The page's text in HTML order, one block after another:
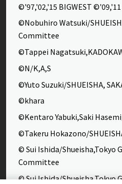
©'97,'02,'15 BIGWEST
©Nobuhiro Watsuki/
Committee
©Tappei
©N/K,A,S
©Yuto Suzuki/SHUEISHA,
©khara
©Kentaro Yabuki,Saki Hasemi
©Takeru Hokazono/
© Sui Ishida/Shueisha,Tokyo
Committee
© Sui Ishida/Shueisha,Tokyo